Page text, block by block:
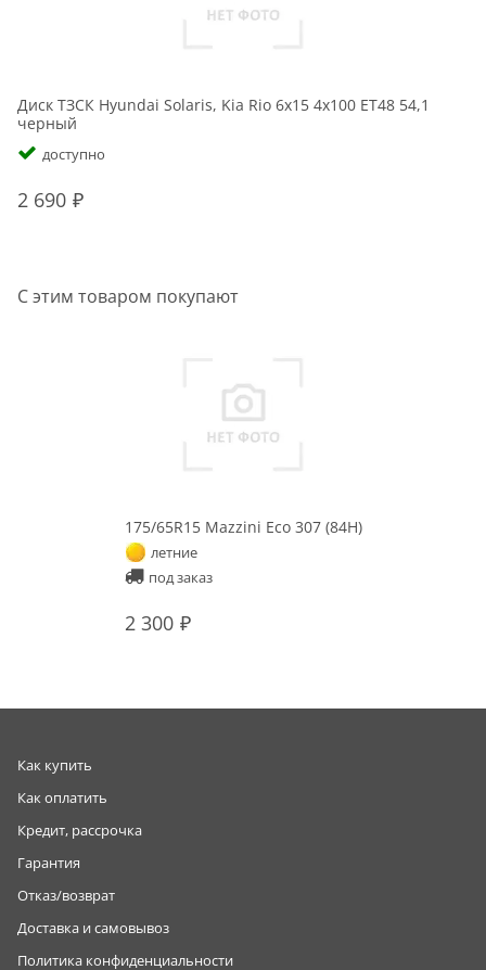
Диск ТЗСК Hyundai Solaris, Kia Rio 6x15 4x100 ET48 54,1
черный
доступно
2 690
С этим товаром покупают
175/65R15 Mazzini Eco 307 (84H)
летние
под заказ
2 300
Как купить
Как оплатить
Кредит, рассрочка
Гарантия
Отказ/возврат
Доставка и самовывоз
Политика конфиденциальности